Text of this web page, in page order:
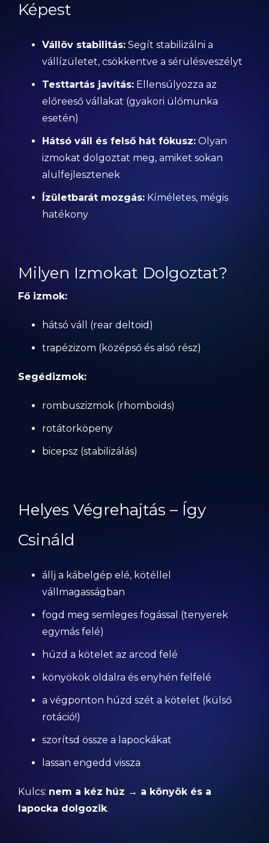
Képest
Vállöv stabilitás: Segít stabilizálni a
vállízületet, csökkentve a sérülésveszélyt
Testtartás javítás: Ellensúlyozza az
előreeső vállakat (gyakori ülőmunka
esetén)
Hátsó váll és felső hát fókusz: Olyan
izmokat dolgoztat meg, amiket sokan
alulfejlesztenek
Ízületbarát mozgás: Kíméletes, mégis
hatékony
Milyen Izmokat Dolgoztat?
Fő izmok:
hátsó váll (rear deltoid)
trapézizom (középső és alsó rész)
Segédizmok:
rombuszizmok (rhomboids)
rotátorköpeny
bicepsz (stabilizálás)
Helyes Végrehajtás – Így
Csináld
állj a kábelgép elé, kötéllel
vállmagasságban
fogd meg semleges fogással (tenyerek
egymás felé)
húzd a kötelet az arcod felé
könyökök oldalra és enyhén felfelé
a végponton húzd szét a kötelet (külső
rotáció!)
szorítsd össze a lapockákat
lassan engedd vissza
Kulcs: nem a kéz húz → a könyök és a
lapocka dolgozik.